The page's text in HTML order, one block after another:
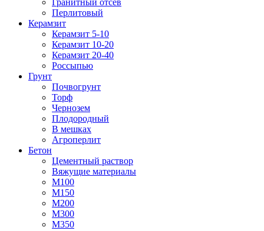
Гранитный отсев
Перлитовый
Керамзит
Керамзит 5-10
Керамзит 10-20
Керамзит 20-40
Россыпью
Грунт
Почвогрунт
Торф
Чернозем
Плодородный
В мешках
Агроперлит
Бетон
Цементный раствор
Вяжущие материалы
М100
М150
М200
М300
М350